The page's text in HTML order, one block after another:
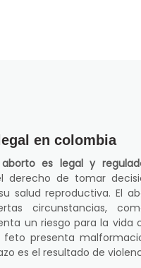
en colombia
es legal y
derecho de tomar
salud reproductiva. El
circunstancias,
un riesgo para la vida
presenta
es el resultado de